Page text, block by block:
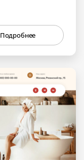
Подробнее